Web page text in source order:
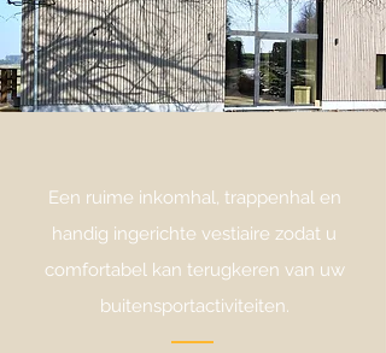
Een ruime inkomhal, trappenhal en
handig ingerichte vestiaire zodat u
comfortabel kan terugkeren van uw
buitensportactiviteiten.